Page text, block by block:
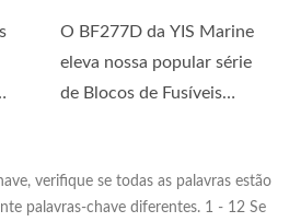
O BF277D da YIS Marine
eleva nossa popular série
de Blocos de Fusíveis
verifique se todas as palavras estão
palavras-chave diferentes. 1 - 12 Se